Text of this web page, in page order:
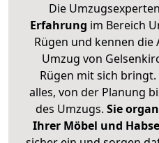
Die
Erfahrung im Bereich
Rügen und kennen
Umzug von
Rügen mit sich
alles, von der Planung
des Umzugs. Sie
Ihrer Möbel und